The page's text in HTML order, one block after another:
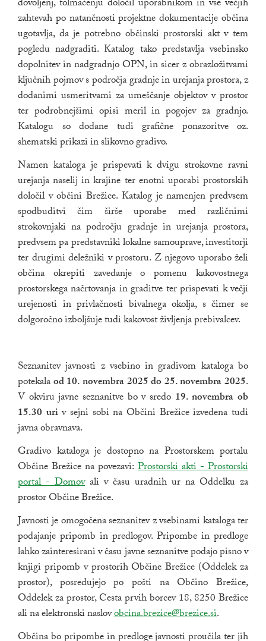
dovoljenj, tolmačenju določil uporabnikom in vse večjih
zahtevah po natančnosti projektne dokumentacije občina
ugotavlja, da je potrebno občinski prostorski akt v tem
pogledu nadgraditi. Katalog tako predstavlja vsebinsko
dopolnitev in nadgradnjo OPN, in sicer z obrazložitvami
ključnih pojmov s področja gradnje in urejanja prostora, z
dodanimi usmeritvami za umeščanje objektov v prostor
ter podrobnejšimi opisi meril in pogojev za gradnjo.
Katalogu so dodane tudi grafične ponazoritve oz.
shematski prikazi in slikovno gradivo.
Namen kataloga je prispevati k dvigu strokovne ravni
urejanja naselij in krajine ter enotni uporabi prostorskih
določil v občini Brežice. Katalog je namenjen predvsem
spodbuditvi čim širše uporabe med različnimi
strokovnjaki na področju gradnje in urejanja prostora,
predvsem pa predstavniki lokalne samouprave, investitorji
ter drugimi deležniki v prostoru. Z njegovo uporabo želi
občina okrepiti zavedanje o pomenu kakovostnega
prostorskega načrtovanja in graditve ter prispevati k večji
urejenosti in privlačnosti bivalnega okolja, s čimer se
dolgoročno izboljšuje tudi kakovost življenja prebivalcev.
Seznanitev javnosti z vsebino in gradivom kataloga bo
potekalaod 10. novembra 2025 do 25. novembra 2025.
V okviru javne seznanitve bo v sredo 19. novembra ob
15.30 uriv sejni sobi na Občini Brežice izvedena tudi
javna obravnava.
Gradivo kataloga je dostopno na Prostorskem portalu
Občine Brežice na povezavi:Zunanja povezava na
Prostorski akti - Prostorski
portal - Domovali v času uradnih ur na Oddelku za
prostor Občine Brežice.
Javnosti je omogočena seznanitev z vsebinami kataloga ter
podajanje pripomb in predlogov. Pripombe in predloge
lahko zainteresirani v času javne seznanitve podajo pisno v
knjigi pripomb v prostorih Občine Brežice (Oddelek za
prostor), posredujejo po pošti na Občino Brežice,
Oddelek za prostor, Cesta prvih borcev 18, 8250 Brežice
ali na elektronski naslovobcina.brezice@brezice.si.
Občina bo pripombe in predloge javnosti proučila ter jih